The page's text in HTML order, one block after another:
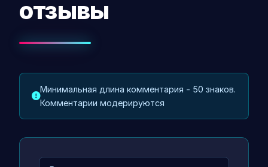
отзывы
Минимальная длина комментария - 50 знаков.
Комментарии модерируются